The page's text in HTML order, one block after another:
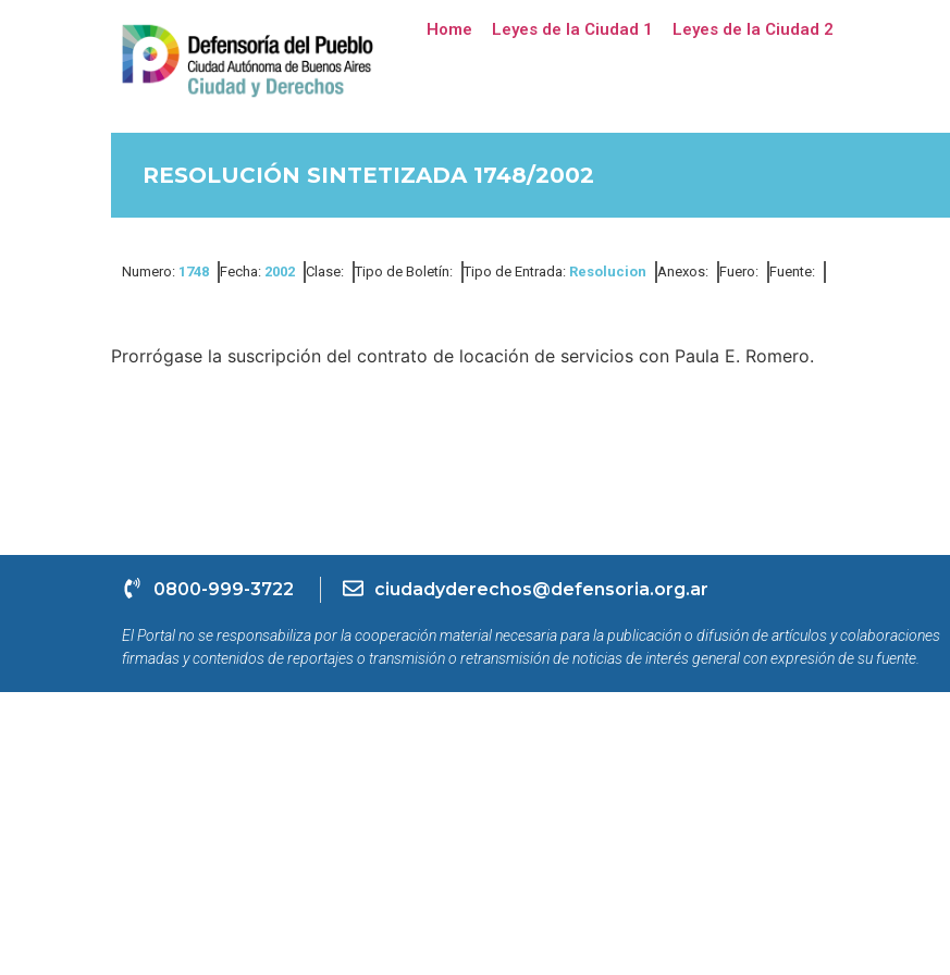
Home Leyes de la Ciudad 1 Leyes de la Ciudad 2
RESOLUCIÓN SINTETIZADA 1748/2002
Numero: 1748 Fecha: 2002 Clase: Tipo de Boletín: Tipo de Entrada: Resolucion Anexos: Fuero: Fuente:
Prorrógase la suscripción del contrato de locación de servicios con Paula E. Romero.
0800-999-3722 ciudadyderechos@defensoria.org.ar
El Portal no se responsabiliza por la cooperación material necesaria para la publicación o difusión de artículos y colaboraciones
firmadas y contenidos de reportajes o transmisión o retransmisión de noticias de interés general con expresión de su fuente.